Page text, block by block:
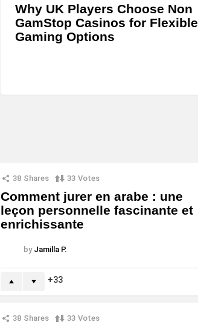
Why UK Players Choose Non
GamStop Casinos for Flexible
Gaming Options
38 Shares 33 Votes
Comment jurer en arabe : une
leçon personnelle fascinante et
enrichissante
by Jamilla P.
33
38 Shares 33 Votes